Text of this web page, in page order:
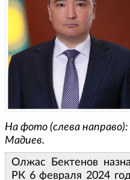
На фото (слева
Мадиев.
Олжас Бектенов
РК 6 февраля 2024